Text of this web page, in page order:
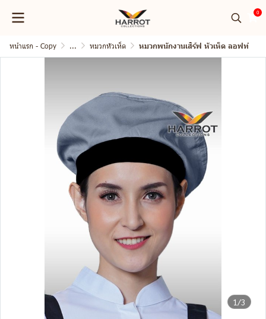
0
หน้าแรก - Copy ... หมวกหัวเห็ด หมวกพนักงานเสิร์ฟ หัวเห็ด ลอฟท์
1/3